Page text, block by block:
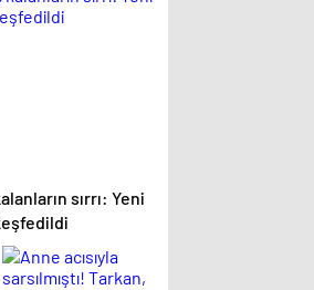
tavsiyesi
sırrı: Yeni